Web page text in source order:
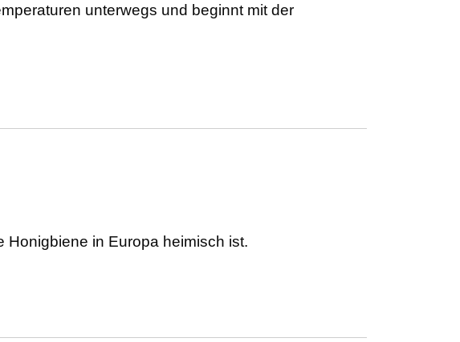
unterwegs und beginnt mit der
in Europa heimisch ist.